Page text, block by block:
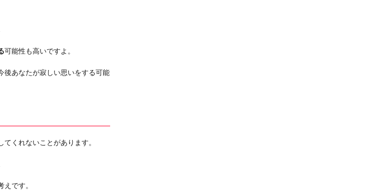
可能性も高いですよ。
後あなたが寂しい思いをする可能
てくれないことがあります。
です。